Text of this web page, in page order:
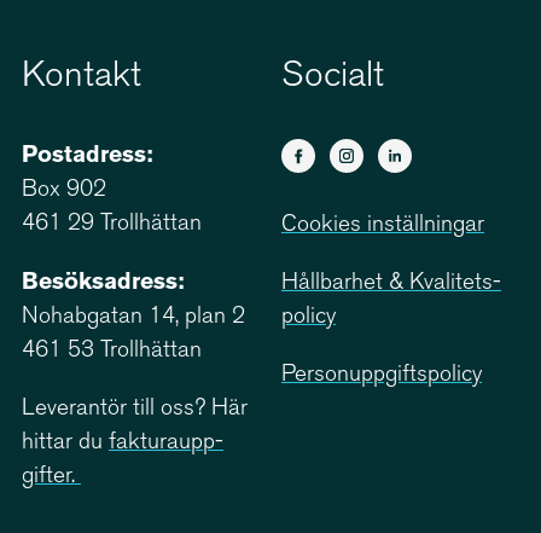
Kontakt
Postadress:
Box 902
461 29 Trollhättan
Besöksadress:
Nohabgatan 14, plan 2
461 53 Trollhättan
Leverantör till oss? Här
hittar du faktu­ra­upp­
gifter.
Socialt
Cookies inställningar
Hållbarhet & Kvali­tets­
policy
Person­upp­giftspolicy